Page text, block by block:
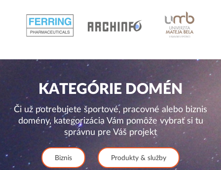
KATEGÓRIE DOMÉN
Či už potrebujete športové, pracovné alebo biznis
domény, kategorizácia Vám pomôže vybrať si tu
správnu pre Váš projekt
Biznis Produkty & služby